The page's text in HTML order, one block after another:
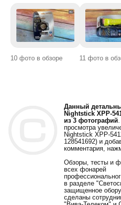
10 фото в обзоре 11 фото в
Данный
Nightstick XPP-
из 3 фотографий
просмотра
Nightstick XPP-
128541692) и
комментария,
Обзоры, тесты и
всех фонарей
в разделе
защищенное
сделаны